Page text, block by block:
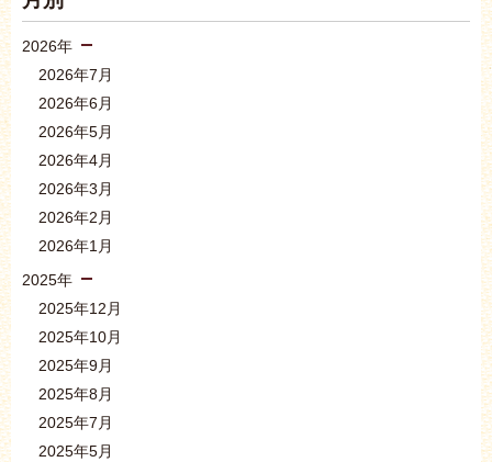
2026年
2026年7月
2026年6月
2026年5月
2026年4月
2026年3月
2026年2月
2026年1月
2025年
2025年12月
2025年10月
2025年9月
2025年8月
2025年7月
2025年5月